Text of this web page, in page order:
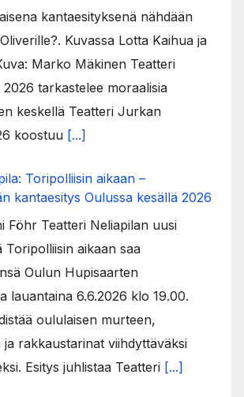
kantaesityksenä nähdään
Kuvassa Lotta Kaihua ja
Marko Mäkinen Teatteri
tarkastelee moraalisia
keskellä Teatteri Jurkan
koostuu [...]
Toripolliisin aikaan –
kantaesitys Oulussa kesällä 2026
Föhr Teatteri Neliapilan uusi
Toripolliisin aikaan saa
Oulun Hupisaarten
lauantaina 6.6.2026 klo 19.00.
oululaisen murteen,
ja rakkaustarinat viihdyttäväksi
Esitys juhlistaa Teatteri [...]